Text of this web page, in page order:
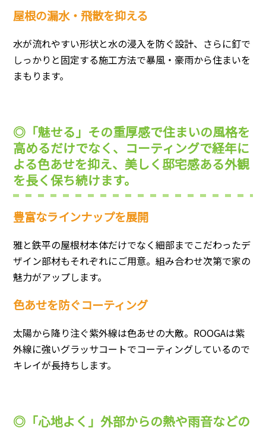
屋根の漏水・飛散を抑える
水が流れやすい形状と水の浸入を防ぐ設計、さらに釘で
しっかりと固定する施工方法で暴風・豪雨から住まいを
まもります。
◎「魅せる」その重厚感で住まいの風格を
高めるだけでなく、コーティングで経年に
よる色あせを抑え、美しく邸宅感ある外観
を長く保ち続けます。
豊富なラインナップを展開
雅と鉄平の屋根材本体だけでなく細部までこだわったデ
ザイン部材もそれぞれにご用意。組み合わせ次第で家の
魅力がアップします。
色あせを防ぐコーティング
太陽から降り注ぐ紫外線は色あせの大敵。ROOGAは紫
外線に強いグラッサコートでコーティングしているので
キレイが長持ちします。
◎「心地よく」外部からの熱や雨音などの